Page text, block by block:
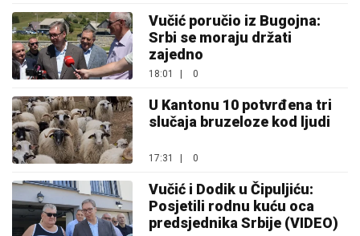
Vučić poručio iz Bugojna:
Srbi se moraju držati
zajedno
18:01 | 0
U Kantonu 10 potvrđena tri
slučaja bruzeloze kod ljudi
17:31 0
Vučić i Dodik u Čipuljiću:
Posjetili rodnu kuću oca
predsjednika Srbije (VIDEO)